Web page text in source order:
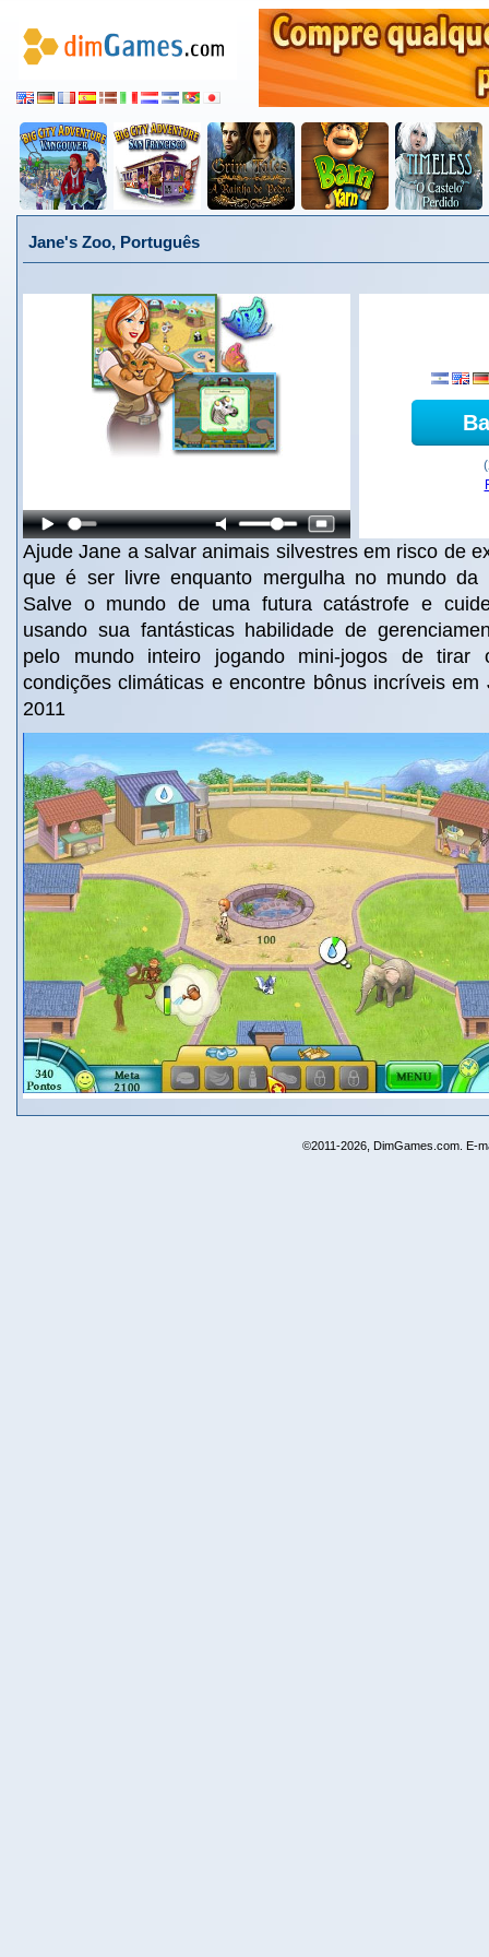
Jane's Zoo, Português
Ajude Jane a salvar animais silvestres em risco de
que é ser livre enquanto mergulha no mundo da
Salve o mundo de uma futura catástrofe e
usando sua fantásticas habilidade de
pelo mundo inteiro jogando mini-jogos de tirar
condições climáticas e encontre bônus incríveis em
2011
©2011-2026, DimGames.com. E-